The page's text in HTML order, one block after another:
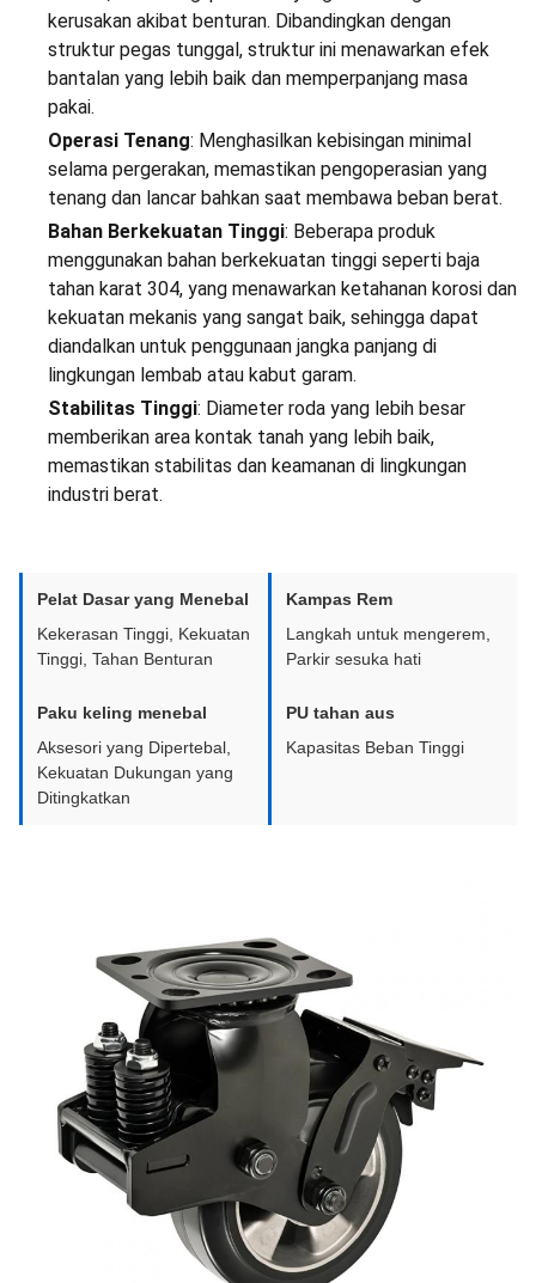
kerusakan akibat benturan. Dibandingkan dengan
struktur pegas tunggal, struktur ini menawarkan efek
bantalan yang lebih baik dan memperpanjang masa
pakai.
Operasi Tenang: Menghasilkan kebisingan minimal
selama pergerakan, memastikan pengoperasian yang
tenang dan lancar bahkan saat membawa beban berat.
Bahan Berkekuatan Tinggi: Beberapa produk
menggunakan bahan berkekuatan tinggi seperti baja
tahan karat 304, yang menawarkan ketahanan korosi dan
kekuatan mekanis yang sangat baik, sehingga dapat
diandalkan untuk penggunaan jangka panjang di
lingkungan lembab atau kabut garam.
Stabilitas Tinggi: Diameter roda yang lebih besar
memberikan area kontak tanah yang lebih baik,
memastikan stabilitas dan keamanan di lingkungan
industri berat.
Pelat Dasar yang Menebal
Kekerasan Tinggi, Kekuatan
Tinggi, Tahan Benturan
Kampas Rem
Langkah untuk mengerem,
Parkir sesuka hati
Paku keling menebal
Aksesori yang Dipertebal,
Kekuatan Dukungan yang
Ditingkatkan
PU tahan aus
Kapasitas Beban Tinggi